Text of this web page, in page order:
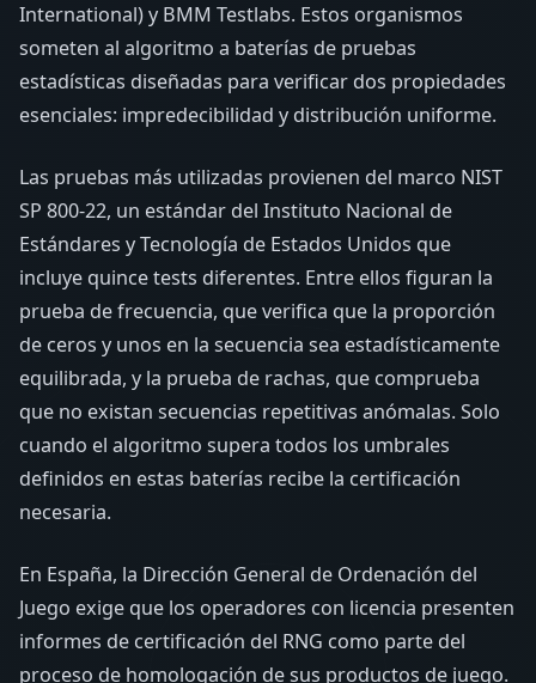
International) y BMM Testlabs. Estos organismos
someten al algoritmo a baterías de pruebas
estadísticas diseñadas para verificar dos propiedades
esenciales: impredecibilidad y distribución uniforme.
Las pruebas más utilizadas provienen del marco NIST
SP 800-22, un estándar del Instituto Nacional de
Estándares y Tecnología de Estados Unidos que
incluye quince tests diferentes. Entre ellos figuran la
prueba de frecuencia, que verifica que la proporción
de ceros y unos en la secuencia sea estadísticamente
equilibrada, y la prueba de rachas, que comprueba
que no existan secuencias repetitivas anómalas. Solo
cuando el algoritmo supera todos los umbrales
definidos en estas baterías recibe la certificación
necesaria.
En España, la Dirección General de Ordenación del
Juego exige que los operadores con licencia presenten
informes de certificación del RNG como parte del
proceso de homologación de sus productos de juego.